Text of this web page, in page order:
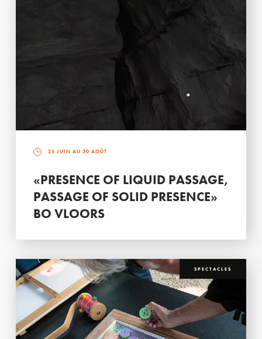
25 JUIN AU 30 AOÛT
«PRESENCE OF LIQUID PASSAGE,
PASSAGE OF SOLID PRESENCE»
BO VLOORS
SPECTACLES